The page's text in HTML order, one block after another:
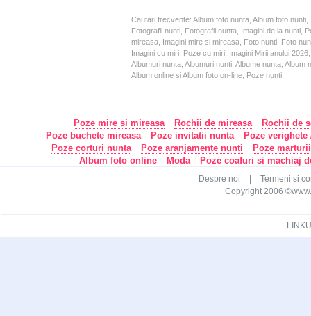
Cautari frecvente: Album foto nunta, Album foto
Fotografii nunti, Fotografii nunta, Imagini de la nunti,
mireasa, Imagini mire si mireasa, Foto nunti, Foto
Imagini cu miri, Poze cu miri, Imagini Mirii anului
Albumuri nunta, Albumuri nunti, Albume nunta,
Album online si Album foto on-line, Poze nunti.
Poze mire si mireasa Rochii de mireasa
Rochii de
Poze buchete mireasa
Poze invitatii nunta
Poze
Poze corturi nunta
Poze aranjamente nunti
Poze
Album foto online
Moda Poze coafuri si machiaj
Despre noi
Termeni si
Copyright 2006